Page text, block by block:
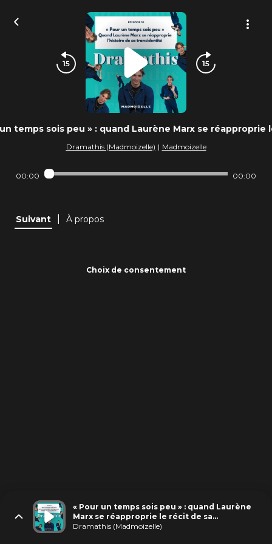
temps sois peu » : quand Laurène Marx se
Dramathis (Madmoizelle) | Madmoizelle
00:00 00:00
Suivant À propos
Choix de consentement
« Pour un temps sois peu » : quand Laurène
Marx se réapproprie le récit de sa
transidentité
Dramathis (Madmoizelle)